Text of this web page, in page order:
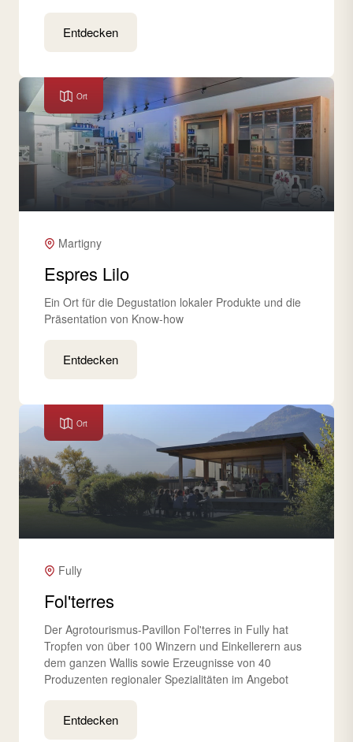
Entdecken
Ort
Martigny
Espres Lilo
Ein Ort für die Degustation lokaler Produkte und die
Präsentation von Know-how
Entdecken
Ort
Fully
Fol'terres
Der Agrotourismus-Pavillon Fol'terres in Fully hat
Tropfen von über 100 Winzern und Einkellerern aus
dem ganzen Wallis sowie Erzeugnisse von 40
Produzenten regionaler Spezialitäten im Angebot
Entdecken